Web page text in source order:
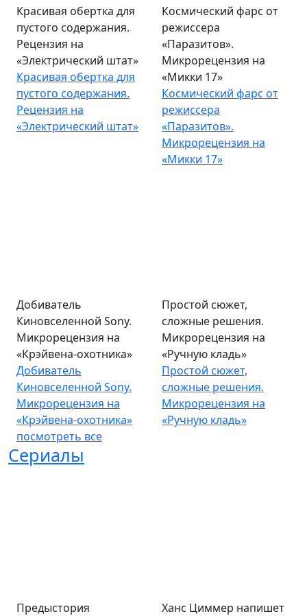
Красивая обертка для
пустого содержания.
Рецензия на
«Электрический штат»
Красивая обертка для
пустого содержания.
Рецензия на
«Электрический штат»
Космический фарс от
режиссера
«Паразитов».
Микрорецензия на
«Микки 17»
Космический фарс от
режиссера
«Паразитов».
Микрорецензия на
«Микки 17»
Добиватель
Киновселенной Sony.
Микрорецензия на
«Крэйвена-охотника»
Добиватель
Киновселенной Sony.
Микрорецензия на
«Крэйвена-охотника»
Простой сюжет,
сложные решения.
Микрорецензия на
«Ручную кладь»
Простой сюжет,
сложные решения.
Микрорецензия на
«Ручную кладь»
посмотреть все
Сериалы
Предыстория
Ханс Циммер напишет